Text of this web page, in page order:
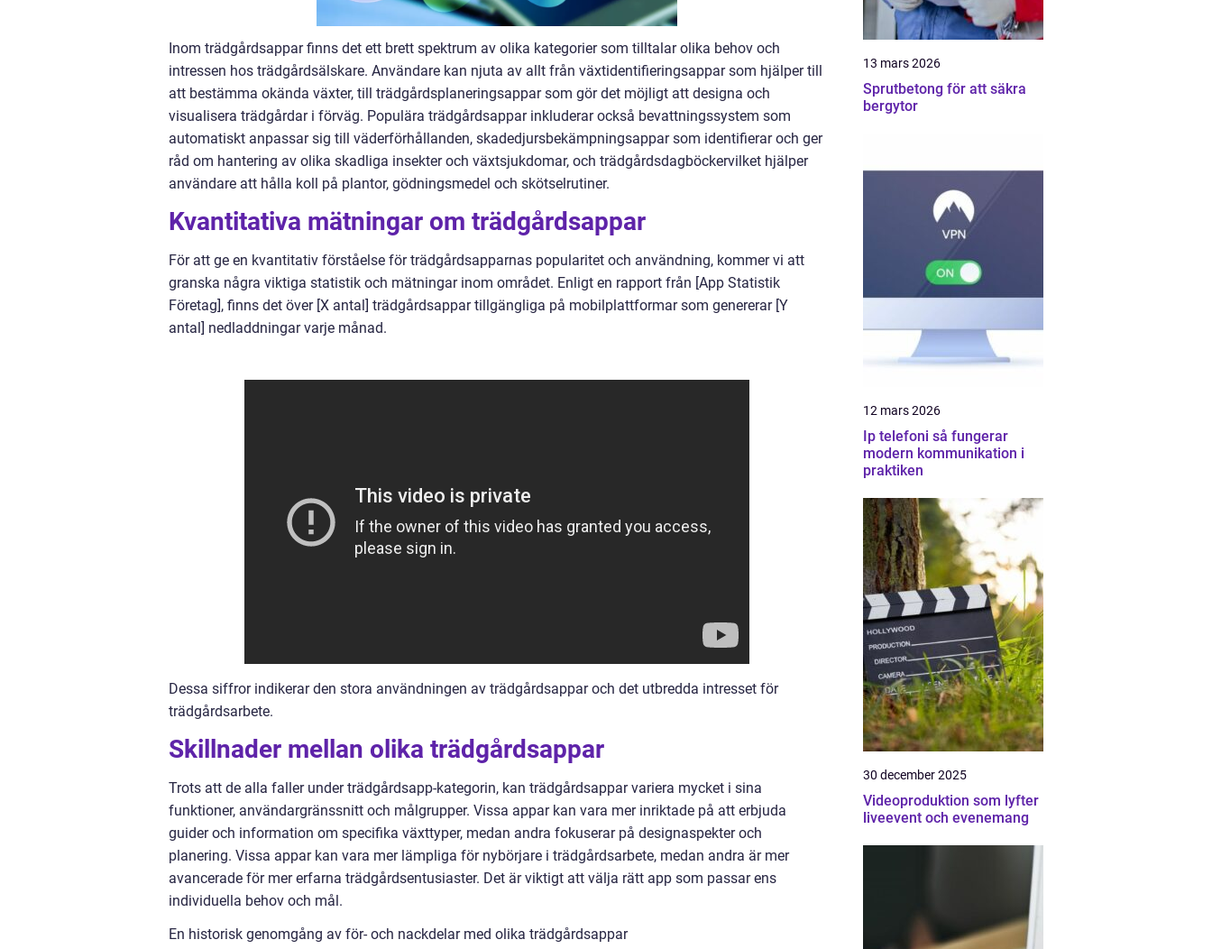
Inom trädgårdsappar finns det ett brett spektrum av olika kategorier som tilltalar olika behov och
intressen hos trädgårdsälskare. Användare kan njuta av allt från växtidentifieringsappar som hjälper till
att bestämma okända växter, till trädgårdsplaneringsappar som gör det möjligt att designa och
visualisera trädgårdar i förväg. Populära trädgårdsappar inkluderar också bevattningssystem som
automatiskt anpassar sig till väderförhållanden, skadedjursbekämpningsappar som identifierar och ger
råd om hantering av olika skadliga insekter och växtsjukdomar, och trädgårdsdagböckervilket hjälper
användare att hålla koll på plantor, gödningsmedel och skötselrutiner.
Kvantitativa mätningar om trädgårdsappar
För att ge en kvantitativ förståelse för trädgårdsapparnas popularitet och användning, kommer vi att
granska några viktiga statistik och mätningar inom området. Enligt en rapport från [App Statistik
Företag], finns det över [X antal] trädgårdsappar tillgängliga på mobilplattformar som genererar [Y
antal] nedladdningar varje månad.
Dessa siffror indikerar den stora användningen av trädgårdsappar och det utbredda intresset för
trädgårdsarbete.
Skillnader mellan olika trädgårdsappar
Trots att de alla faller under trädgårdsapp-kategorin, kan trädgårdsappar variera mycket i sina
funktioner, användargränssnitt och målgrupper. Vissa appar kan vara mer inriktade på att erbjuda
guider och information om specifika växttyper, medan andra fokuserar på designaspekter och
planering. Vissa appar kan vara mer lämpliga för nybörjare i trädgårdsarbete, medan andra är mer
avancerade för mer erfarna trädgårdsentusiaster. Det är viktigt att välja rätt app som passar ens
individuella behov och mål.
En historisk genomgång av för- och nackdelar med olika trädgårdsappar
13 mars 2026
Sprutbetong för att säkra
bergytor
12 mars 2026
Ip telefoni så fungerar
modern kommunikation i
praktiken
30 december 2025
Videoproduktion som lyfter
liveevent och evenemang